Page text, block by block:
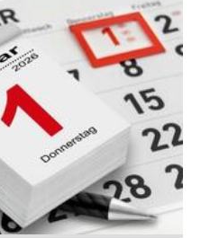
UBICE
SRBE, A
HEROJA KNINA:
od kuće do kuće i